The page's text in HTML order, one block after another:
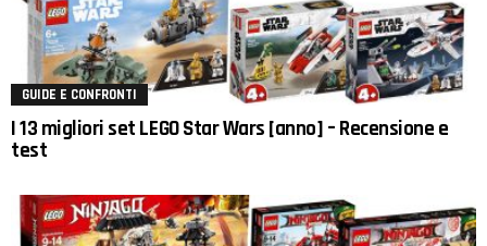
GUIDE E CONFRONTI
I 13 migliori set LEGO Star Wars [anno] – Recensione e
test